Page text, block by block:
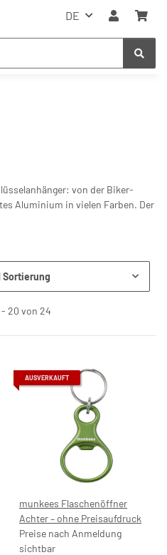
DE
von der Biker-
Aluminium in vielen Farben. Der
Sortierung
- 20 von 24
AUSVERKAUFT
munkees Flaschenöffner
Achter – ohne Preisaufdruck
Preise nach Anmeldung
sichtbar